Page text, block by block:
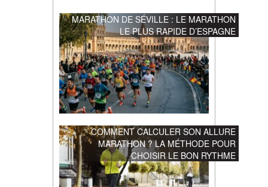
MARATHON DE SÉVILLE : LE MARATHON
LE PLUS RAPIDE D’ESPAGNE
COMMENT CALCULER SON ALLURE
MARATHON ? LA MÉTHODE POUR
CHOISIR LE BON RYTHME